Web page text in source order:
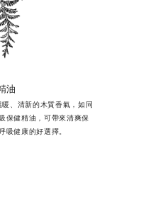
油
、清新的木質香氣，如同
保健精油，可帶來清爽保
吸健康的好選擇。